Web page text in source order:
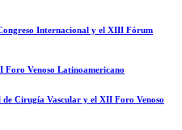
Internacional y el XIII Fórum
Foro Venoso Latinoamericano
Cirugía Vascular y el XII Foro Venoso